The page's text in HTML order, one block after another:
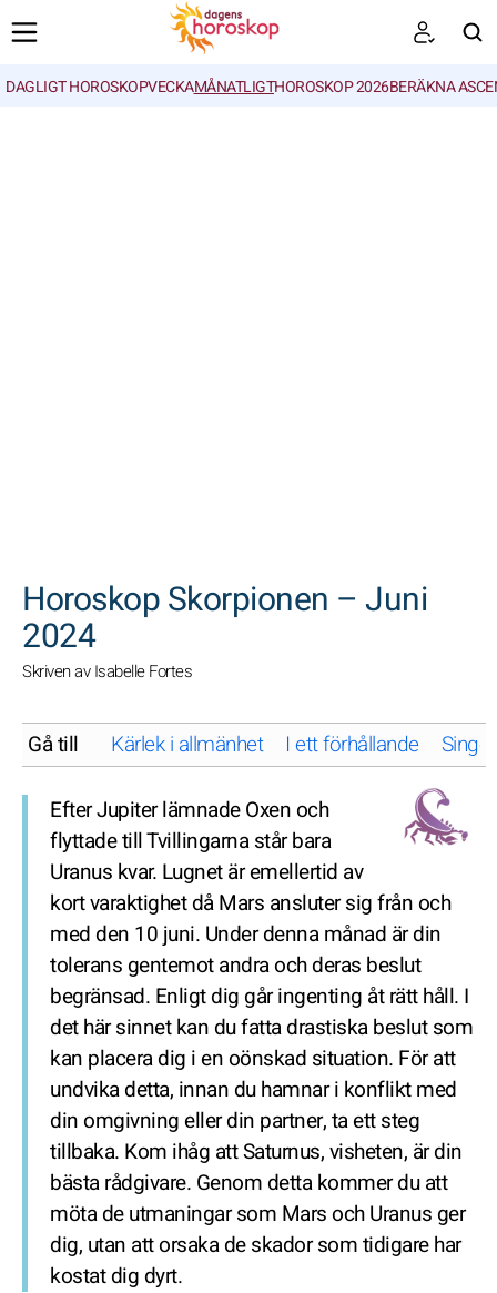
DAGLIGT HOROSKOPVECKAMÅNATLIGTHOROSKOP 2026BERÄKNA
Horoskop Skorpionen – Juni
2024
Skriven av Isabelle Fortes
Gå till Kärlek i allmänhet I ett förhållande Singel
Efter Jupiter lämnade Oxen och
flyttade till Tvillingarna står bara
Uranus kvar. Lugnet är emellertid av
kort varaktighet då Mars ansluter sig från och
med den 10 juni. Under denna månad är din
tolerans gentemot andra och deras beslut
begränsad. Enligt dig går ingenting åt rätt håll. I
det här sinnet kan du fatta drastiska beslut som
kan placera dig i en oönskad situation. För att
undvika detta, innan du hamnar i konflikt med
din omgivning eller din partner, ta ett steg
tillbaka. Kom ihåg att Saturnus, visheten, är din
bästa rådgivare. Genom detta kommer du att
möta de utmaningar som Mars och Uranus ger
dig, utan att orsaka de skador som tidigare har
kostat dig dyrt.